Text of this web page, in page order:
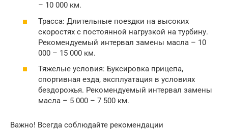
– 10 000 км.
Трасса: Длительные поездки на высоких
скоростях с постоянной нагрузкой на турбину.
Рекомендуемый интервал замены масла – 10
000 – 15 000 км.
Тяжелые условия: Буксировка прицепа,
спортивная езда, эксплуатация в условиях
бездорожья. Рекомендуемый интервал замены
масла – 5 000 – 7 500 км.
Важно! Всегда соблюдайте рекомендации